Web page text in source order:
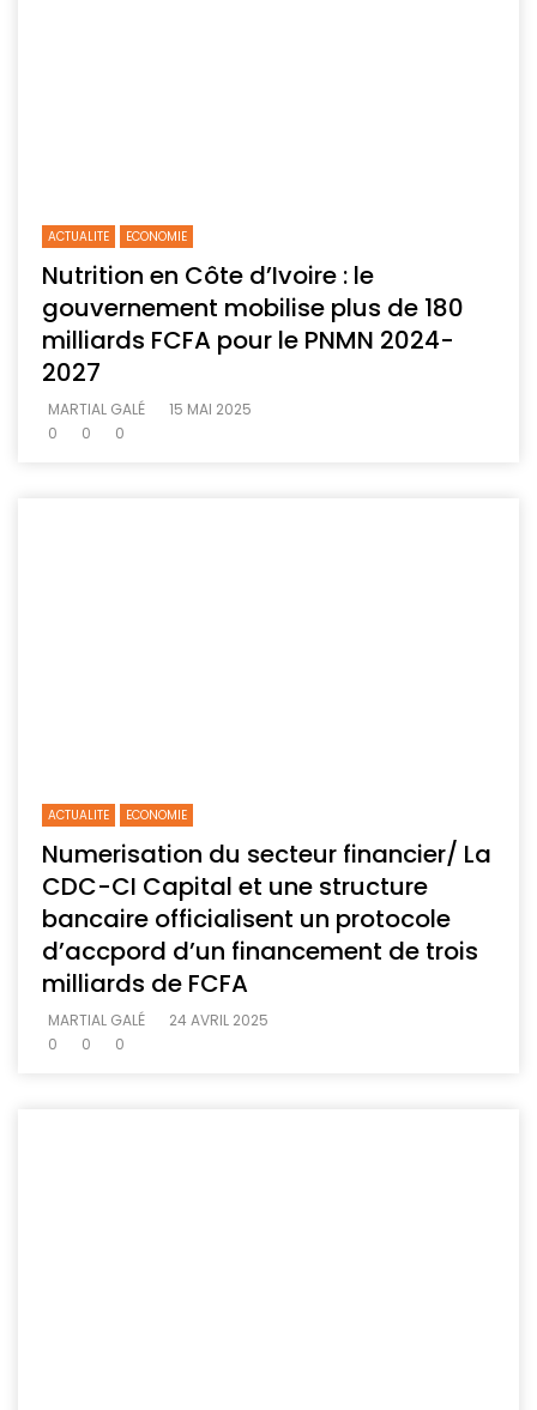
ACTUALITE ECONOMIE
Nutrition en Côte d’Ivoire : le
gouvernement mobilise plus de 180
milliards FCFA pour le PNMN 2024-
2027
MARTIAL GALÉ
15 MAI 2025
0
0 0
ACTUALITE ECONOMIE
Numerisation du secteur financier/ La
CDC-CI Capital et une structure
bancaire officialisent un protocole
d’accpord d’un financement de trois
milliards de FCFA
MARTIAL GALÉ
24 AVRIL 2025
0
0 0